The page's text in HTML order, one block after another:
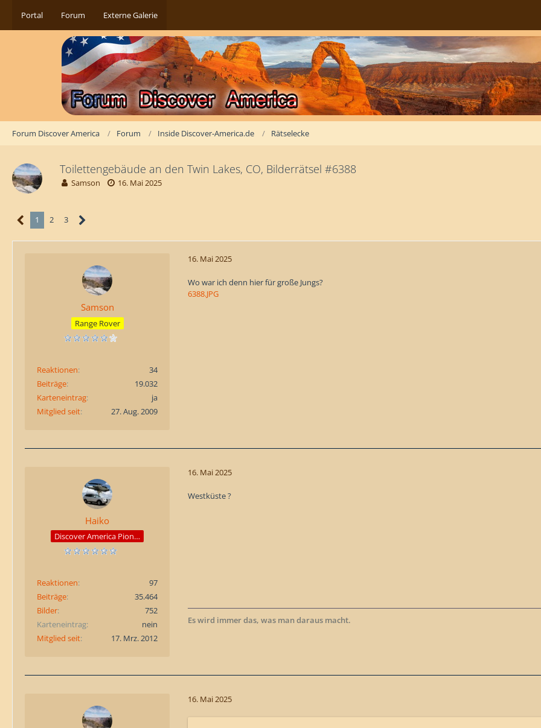
Portal Forum Externe Galerie
Forum Discover America Forum Inside Discover-America.de Rätselecke
Toilettengebäude an den Twin Lakes, CO, Bilderrätsel #6388
Samson 16. Mai 2025
1 2 3
Samson
Range Rover
Reaktionen
34
Beiträge
19.032
Karteneintrag
ja
Mitglied seit
27. Aug. 2009
16. Mai 2025
Wo war ich denn hier für große Jungs?
6388.JPG
Haiko
Discover America Pioneer
Reaktionen
97
Beiträge
35.464
Bilder
752
Karteneintrag
nein
Mitglied seit
17. Mrz. 2012
16. Mai 2025
Westküste ?
Es wird immer das, was man daraus macht.
16. Mai 2025